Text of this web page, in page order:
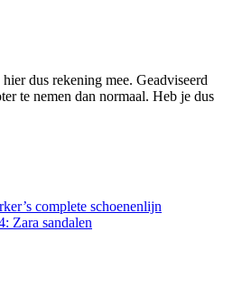
dus rekening mee. Geadviseerd
te nemen dan normaal. Heb je dus
complete schoenenlijn
Zara sandalen